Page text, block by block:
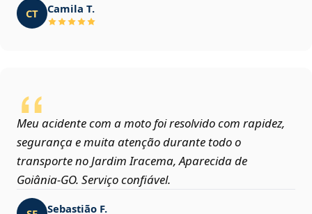
CT Camila T.
Meu acidente com a moto foi resolvido com rapidez,
segurança e muita atenção durante todo o
transporte no Jardim Iracema, Aparecida de
Goiânia‑GO. Serviço confiável.
Sebastião F.